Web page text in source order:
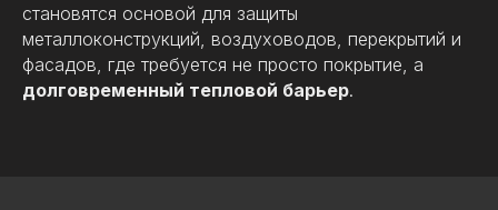
становятся основой для защиты
металлоконструкций, воздуховодов, перекрытий и
фасадов, где требуется не просто покрытие, а
долговременный тепловой барьер.